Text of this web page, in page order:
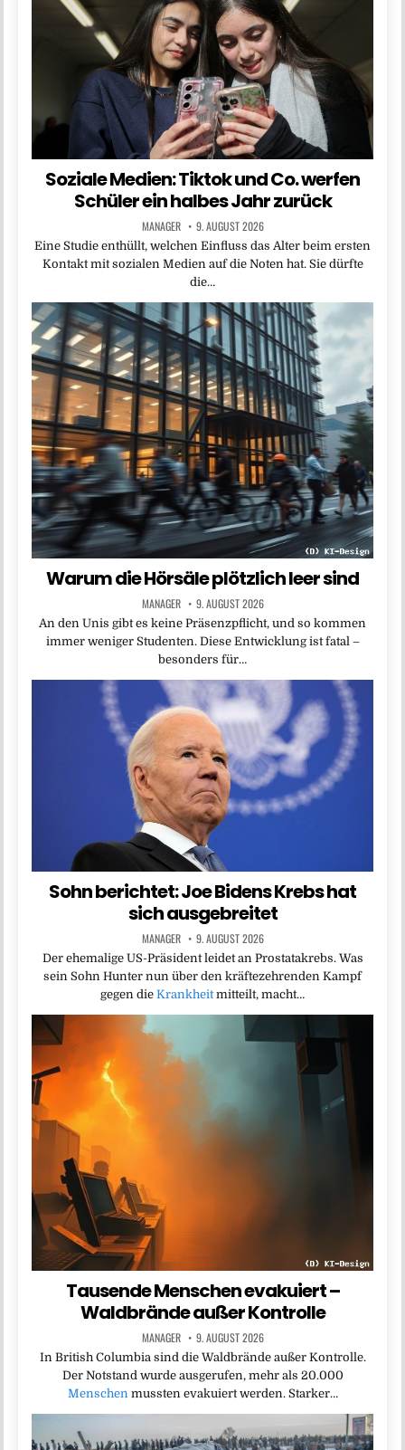
Soziale Medien: Tiktok und Co. werfen
Schüler ein halbes Jahr zurück
MANAGER 9. AUGUST 2026
Eine Studie enthüllt, welchen Einfluss das Alter beim ersten
Kontakt mit sozialen Medien auf die Noten hat. Sie dürfte
die…
Warum die Hörsäle plötzlich leer sind
MANAGER 9. AUGUST 2026
An den Unis gibt es keine Präsenzpflicht, und so kommen
immer weniger Studenten. Diese Entwicklung ist fatal –
besonders für…
Sohn berichtet: Joe Bidens Krebs hat
sich ausgebreitet
MANAGER 9. AUGUST 2026
Der ehemalige US-Präsident leidet an Prostatakrebs. Was
sein Sohn Hunter nun über den kräftezehrenden Kampf
gegen die Krankheitmitteilt, macht…
Tausende Menschen evakuiert –
Waldbrände außer Kontrolle
MANAGER 9. AUGUST 2026
In British Columbia sind die Waldbrände außer Kontrolle.
Der Notstand wurde ausgerufen, mehr als 20.000
Menschen mussten evakuiert werden. Starker…